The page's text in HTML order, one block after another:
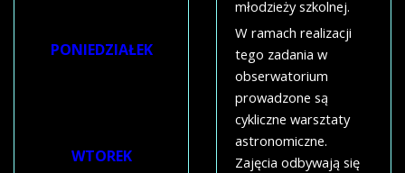
PONIEDZIAŁEK
WTOREK
młodzieży szkolnej.
W ramach realizacji
tego zadania w
obserwatorium
prowadzone są
cykliczne warsztaty
astronomiczne.
Zajęcia odbywają się